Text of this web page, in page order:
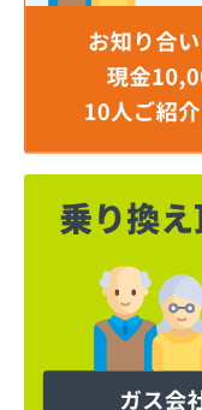
永井ガス株式会社
永山商店
下川燃料店
加藤商店
加藤商店
加藤燃料店
加藤燃料店
河原実業株式会社
梶燃料株式会社
梶武商店
叶屋真下商店
株式会社L＆R
株式会社SANWA